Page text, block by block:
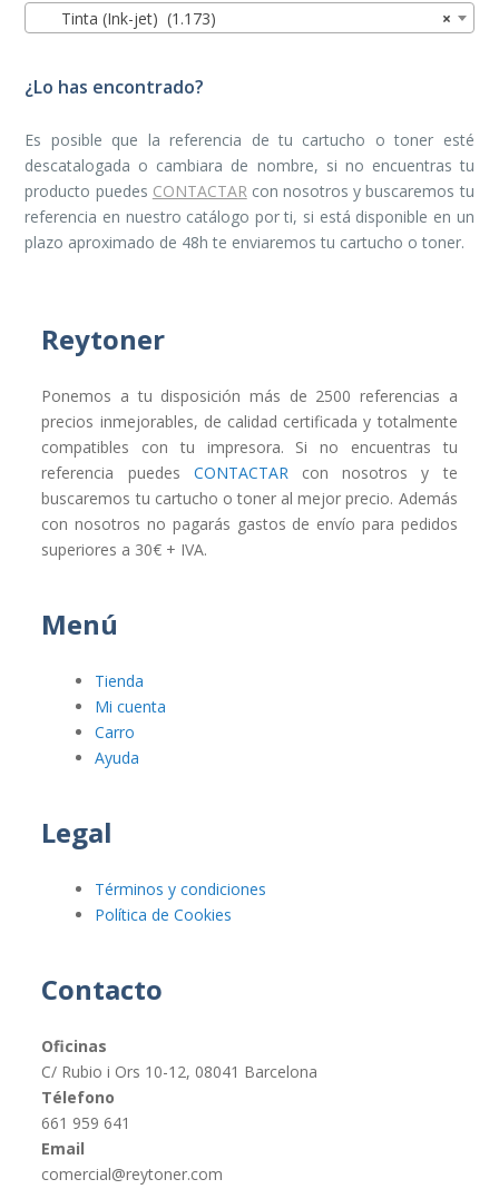
×
Tinta (Ink-jet) (1.173)
¿Lo has encontrado?
Es posible que la referencia de tu cartucho o toner esté
descatalogada o cambiara de nombre, si no encuentras tu
producto puedes CONTACTARcon nosotros y buscaremos tu
referencia en nuestro catálogo por ti, si está disponible en un
plazo aproximado de 48h te enviaremos tu cartucho o toner.
Reytoner
Ponemos a tu disposición más de 2500 referencias a
precios inmejorables, de calidad certificada y totalmente
compatibles con tu impresora. Si no encuentras tu
referencia puedes CONTACTARcon nosotros y te
buscaremos tu cartucho o toner al mejor precio. Además
con nosotros no pagarás gastos de envío para pedidos
superiores a 30€ + IVA.
Menú
Tienda
Mi cuenta
Carro
Ayuda
Legal
Términos y condiciones
Política de Cookies
Contacto
Oficinas
C/ Rubio i Ors 10-12, 08041 Barcelona
Télefono
661 959 641
Email
comercial@reytoner.com